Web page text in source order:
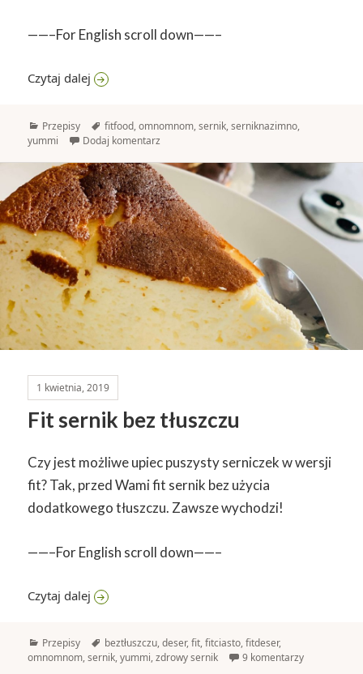
——–For English scroll down——–
Czytaj dalejSernik na zimno z truskawkami
Kategorie
Przepisy Tagi
fitfood,omnomnom,sernik,serniknazimno,
yummi
Dodaj komentarz
1 kwietnia, 2019
Fit sernik bez tłuszczu
Czy jest możliwe upiec puszysty serniczek w wersji
fit? Tak, przed Wami fit sernik bez użycia
dodatkowego tłuszczu. Zawsze wychodzi!
——–For English scroll down——–
Czytaj dalejFit sernik bez tłuszczu
Kategorie
Przepisy Tagi
beztłuszczu,deser,fit,fitciasto,fitdeser,
omnomnom,sernik,yummi,zdrowy sernik 9 komentarzy